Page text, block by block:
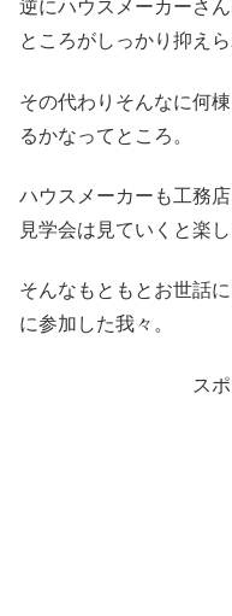
逆にハウスメーカーさ
ところがしっかり抑え
その代わりそんなに何
るかなってところ。
ハウスメーカーも工務
見学会は見ていくと楽
そんなもともとお世話
に参加した我々。
ス